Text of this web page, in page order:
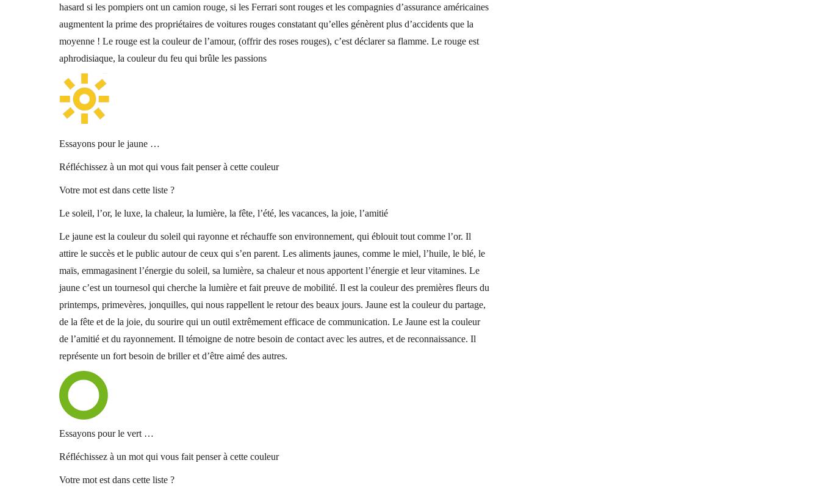
hasard si les pompiers ont un camion rouge, si les Ferrari sont rouges et les compagnies d’assurance américaines
augmentent la prime des propriétaires de voitures rouges constatant qu’elles génèrent plus d’accidents que la
moyenne ! Le rouge est la couleur de l’amour, (offrir des roses rouges), c’est déclarer sa flamme. Le rouge est
aphrodisiaque, la couleur du feu qui brûle les passions
Essayons pour le jaune …
Réfléchissez à un mot qui vous fait penser à cette couleur
Votre mot est dans cette liste ?
Le soleil, l’or, le luxe, la chaleur, la lumière, la fête, l’été, les vacances, la joie, l’amitié
Le jaune est la couleur du soleil qui rayonne et réchauffe son environnement, qui éblouit tout comme l’or. Il
attire le succès et le public autour de ceux qui s’en parent. Les aliments jaunes, comme le miel, l’huile, le blé, le
maïs, emmagasinent l’énergie du soleil, sa lumière, sa chaleur et nous apportent l’énergie et leur vitamines. Le
jaune c’est un tournesol qui cherche la lumière et fait preuve de mobilité. Il est la couleur des premières fleurs du
printemps, primevères, jonquilles, qui nous rappellent le retour des beaux jours. Jaune est la couleur du partage,
de la fête et de la joie, du sourire qui un outil extrêmement efficace de communication. Le Jaune est la couleur
de l’amitié et du rayonnement. Il témoigne de notre besoin de contact avec les autres, et de reconnaissance. Il
représente un fort besoin de briller et d’être aimé des autres.
Essayons pour le vert …
Réfléchissez à un mot qui vous fait penser à cette couleur
Votre mot est dans cette liste ?